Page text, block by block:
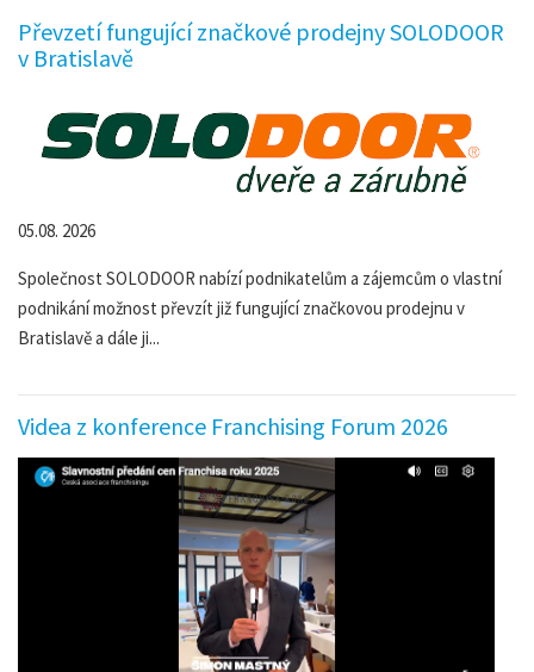
Převzetí fungující značkové prodejny SOLODOOR
v Bratislavě
05.08. 2026
Společnost SOLODOOR nabízí podnikatelům a zájemcům o vlastní
podnikání možnost převzít již fungující značkovou prodejnu v
Bratislavě a dále ji...
Videa z konference Franchising Forum 2026